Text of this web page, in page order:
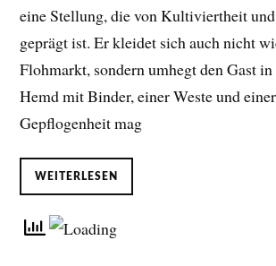
eine Stellung, die von Kultiviertheit
geprägt ist. Er kleidet sich auch nicht
Flohmarkt, sondern umhegt den Gast
Hemd mit Binder, einer Weste und
Gepflogenheit mag
WEITERLESEN